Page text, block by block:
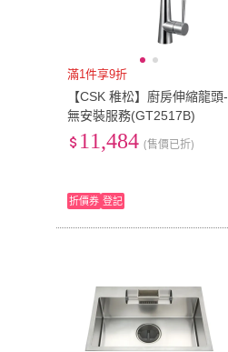
滿1件享9折
【CSK 稚松】廚房伸縮龍頭-
無安裝服務(GT2517B)
11,484 (售價已折)
折價券 登記